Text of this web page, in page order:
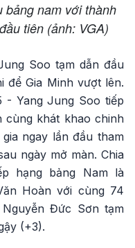
nam với thành
tiên (ảnh: VGA)
Soo tạm dẫn đầu
để Gia Minh vượt lên.
- Yang Jung Soo tiếp
cùng khát khao chinh
ngay lần đầu tham
ngày mở màn. Chia
hạng bảng Nam là
Hoàn với cùng 74
Đức Sơn tạm
(+3).